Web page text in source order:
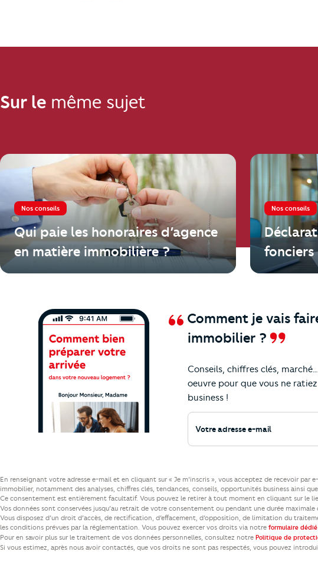
Sur le même sujet
Nos conseils
Qui paie les honoraires d’agence
en matière immobilière ?
Nos conseils
fonciers
Ne manquez plus nos actualités et conseils !
Comment je vais
immobilier ?
Conseils, chiffres clés,
oeuvre pour que vous ne
business !
Votre adresse e-mail
En renseignant votre adresse e-mail et en cliquant sur « Je m’inscris », vous acceptez de recevoir
immobilier, notamment des analyses, chiffres clés, tendances, conseils, opportunités business ainsi
Ce consentement est entièrement facultatif. Vous pouvez le retirer à tout moment en cliquant sur le
Vos données sont conservées jusqu’au retrait de votre consentement ou pendant une durée
Vous disposez d’un droit d’accès, de rectification, d’effacement, d’opposition, de limitation du
les conditions prévues par la réglementation. Vous pouvez exercer vos droits via notre formulaire dédié
Pour en savoir plus sur le traitement de vos données personnelles, consultez notre Politique de
Si vous estimez, après nous avoir contactés, que vos droits ne sont pas respectés, vous pouvez